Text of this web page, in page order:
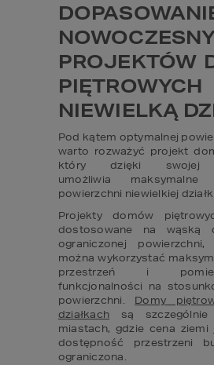
PROJEKTÓW
NIEWIELKĄ
Pod kątem optymalnej
warto rozważyć projekt
który dzięki swojej
umożliwia maksymalne
powierzchni niewielkiej
Projekty domów
dostosowane na wąską
ograniczonej
można wykorzystać
przestrzeń i
funkcjonalności na
powierzchni. Domy
działkach są
miastach, gdzie cena
dostępność przestrzeni
ograniczona.